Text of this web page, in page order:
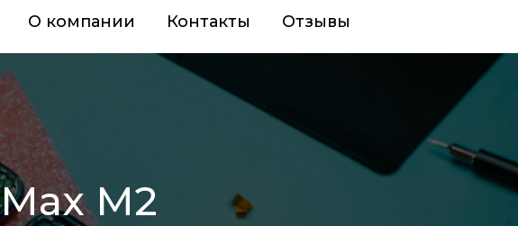
О компании Контакты Отзывы
M2